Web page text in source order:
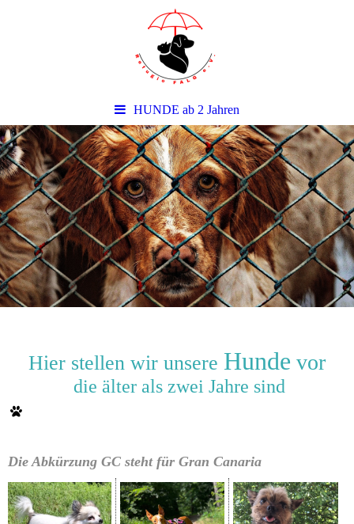
HUNDE ab 2 Jahren
Hier stellen wir unsere Hunde vor
die älter als zwei Jahre sind
Die Abkürzung GC steht für Gran Canaria